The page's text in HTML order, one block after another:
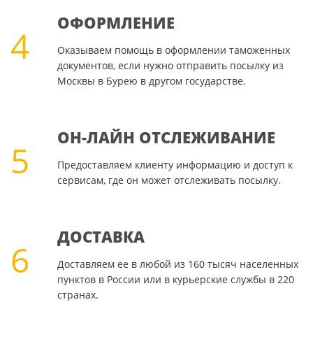
4
ОФОРМЛЕНИЕ
Оказываем помощь в оформлении таможенных
документов, если нужно отправить посылку из
Москвы в Бурею в другом государстве.
5
ОН-ЛАЙН ОТСЛЕЖИВАНИЕ
Предоставляем клиенту информацию и доступ к
сервисам, где он может отслеживать посылку.
6
ДОСТАВКА
Доставляем ее в любой из 160 тысяч населенных
пунктов в России или в курьерские службы в 220
странах.